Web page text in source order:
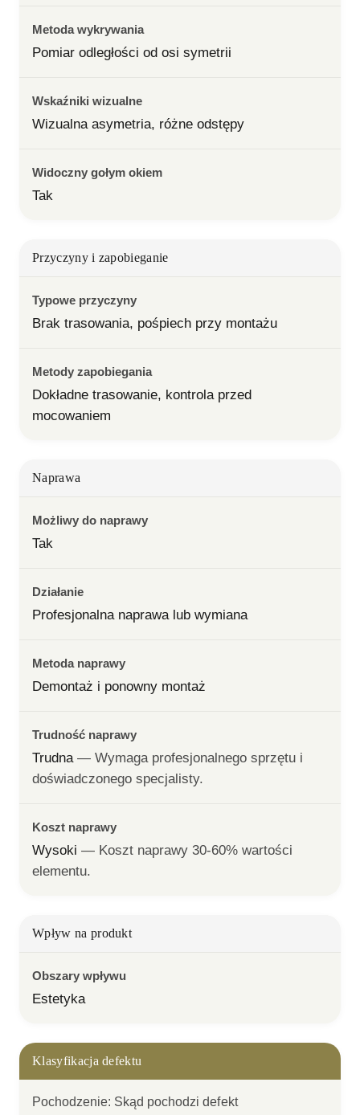
Metoda wykrywania
Pomiar odległości od osi symetrii
Wskaźniki wizualne
Wizualna asymetria, różne odstępy
Widoczny gołym okiem
Tak
Przyczyny i zapobieganie
Typowe przyczyny
Brak trasowania, pośpiech przy montażu
Metody zapobiegania
Dokładne trasowanie, kontrola przed
mocowaniem
Naprawa
Możliwy do naprawy
Tak
Działanie
Profesjonalna naprawa lub wymiana
Metoda naprawy
Demontaż i ponowny montaż
Trudność naprawy
Trudna — Wymaga profesjonalnego sprzętu i
doświadczonego specjalisty.
Koszt naprawy
Wysoki — Koszt naprawy 30-60% wartości
elementu.
Wpływ na produkt
Obszary wpływu
Estetyka
Klasyfikacja defektu
Pochodzenie: Skąd pochodzi defekt